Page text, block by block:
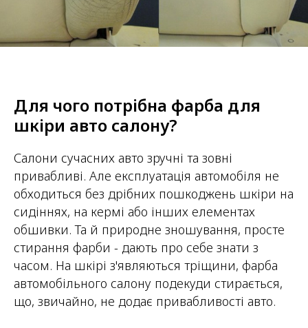
Для чого потрібна фарба для
шкіри авто салону?
Салони сучасних авто зручні та зовні
привабливі. Але експлуатація автомобіля не
обходиться без дрібних пошкоджень шкіри на
сидіннях, на кермі або інших елементах
обшивки. Та й природне зношування, просте
стирання фарби - дають про себе знати з
часом. На шкірі з'являються тріщини, фарба
автомобільного салону подекуди стирається,
що, звичайно, не додає привабливості авто.